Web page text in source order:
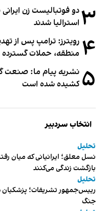
۳ استرالیا شدند
۴ رویترز: ترامپ پس از
منطقه، حملات گسترده
۵ نشریه پیام ما: صنعت
کشیده شده است
انتخاب سردبیر
تحلیل
نسل معلق؛ ایرانیانی که میان
بازگشت زندگی می‌کنند
تحلیل
رییس‌جمهور تشریفات؛ پزشکیان
جنگ